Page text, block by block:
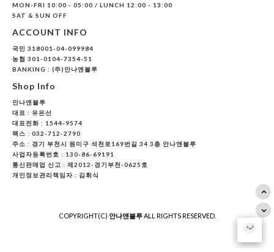
MON-FRI 10:00 - 05:00 / LUNCH 12:00 - 13:00
SAT & SUN OFF
ACCOUNT INFO
국민 318001-04-099984
농협 301-0104-7354-51
BANKING : (주)안나앤블루
Shop Info
안나앤블루
대표 : 유은선
대표전화 : 1544-9574
팩스 : 032-712-2790
주소 : 경기 부천시 원미구 석천로169번길 34 3층 안나앤블루
사업자등록번호 : 130-86-69191
통신판매업 신고 : 제2012-경기부천-0625호
개인정보관리책임자 : 김휘식
COPYRIGHT(C) 안나앤블루ALL RIGHTS RESERVED.